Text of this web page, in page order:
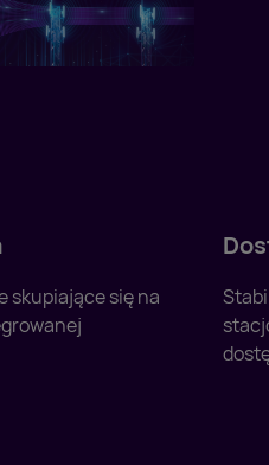
skupiające się na